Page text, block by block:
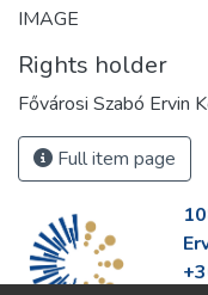
IMAGE
Rights holder
Fővárosi Szabó Ervin
Full item page